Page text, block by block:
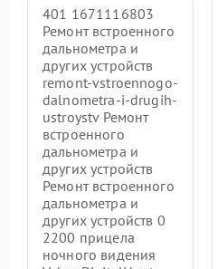
401 1671116803
Ремонт встроенного
дальнометра и
других устройств
remont-vstroennogo-
dalnometra-i-drugih-
ustroystv Ремонт
встроенного
дальнометра и
других устройств
Ремонт встроенного
дальнометра и
других устройств 0
2200 прицела
ночного видения